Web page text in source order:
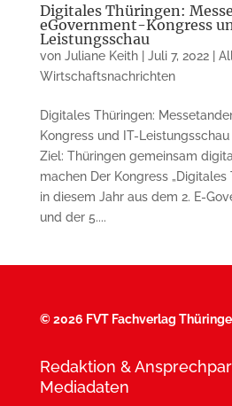
Digitales Thüringen:
eGovernment-Kongress
Leistungsschau
von Juliane Keith| Juli 7, 2022|
Wirtschaftsnachrichten
Digitales Thüringen:
Kongress und IT-
Ziel: Thüringen gemeinsam
machen Der Kongress „Digitales
in diesem Jahr aus dem 2. E-
und der 5....
©2026 FVT Fachverlag
Redaktion &
Mediadaten